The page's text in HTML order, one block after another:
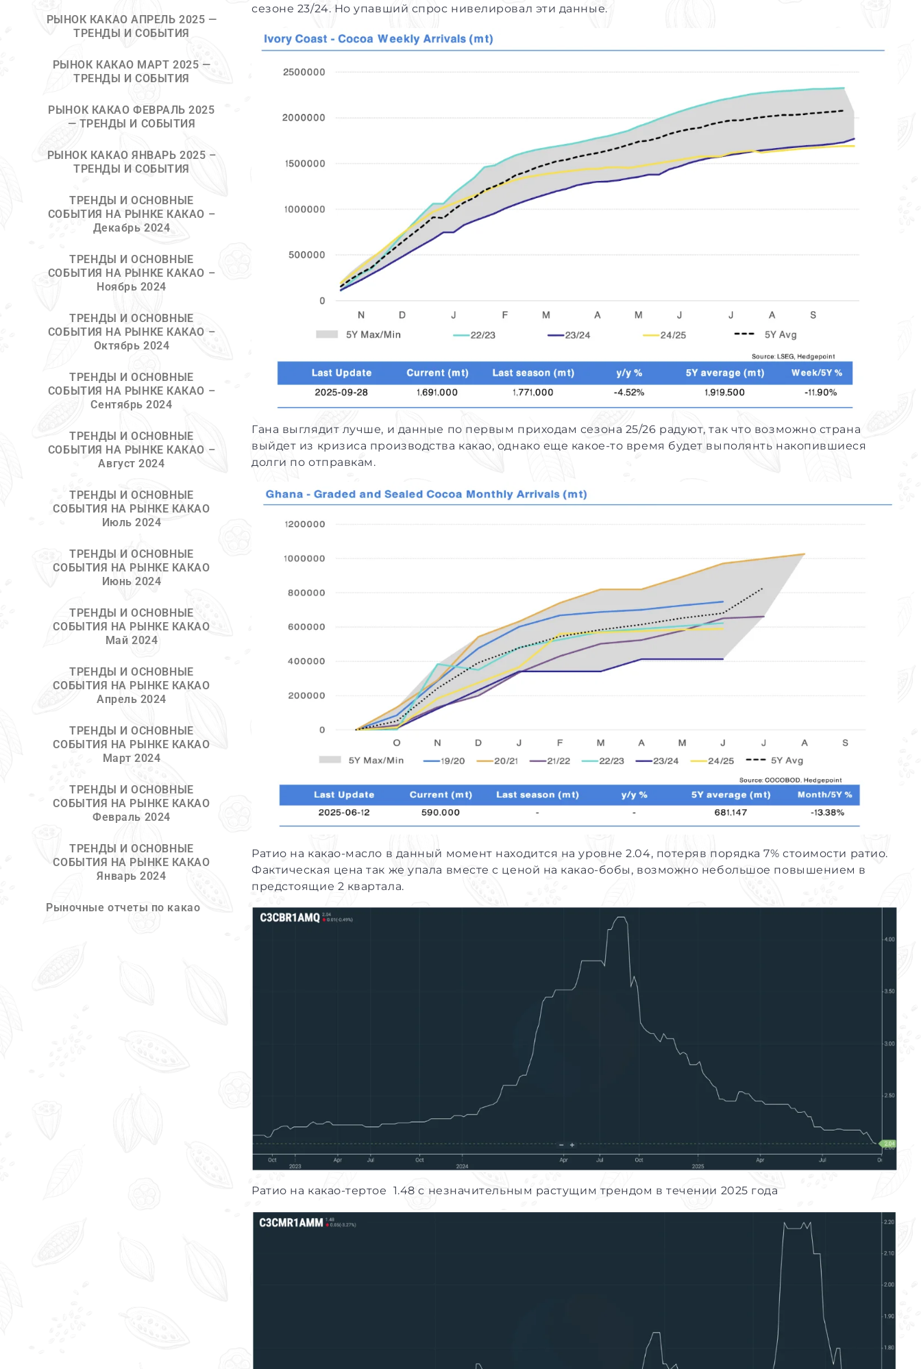
РЫНОК КАКАО АПРЕЛЬ 2025 —
ТРЕНДЫ И СОБЫТИЯ
РЫНОК КАКАО МАРТ 2025 —
ТРЕНДЫ И СОБЫТИЯ
РЫНОК КАКАО ФЕВРАЛЬ 2025
— ТРЕНДЫ И СОБЫТИЯ
РЫНОК КАКАО ЯНВАРЬ 2025 –
ТРЕНДЫ И СОБЫТИЯ
ТРЕНДЫ И ОСНОВНЫЕ
СОБЫТИЯ НА РЫНКЕ КАКАО –
Декабрь 2024
ТРЕНДЫ И ОСНОВНЫЕ
СОБЫТИЯ НА РЫНКЕ КАКАО –
Ноябрь 2024
ТРЕНДЫ И ОСНОВНЫЕ
СОБЫТИЯ НА РЫНКЕ КАКАО –
Октябрь 2024
ТРЕНДЫ И ОСНОВНЫЕ
СОБЫТИЯ НА РЫНКЕ КАКАО –
Cентябрь 2024
ТРЕНДЫ И ОСНОВНЫЕ
СОБЫТИЯ НА РЫНКЕ КАКАО –
Август 2024
ТРЕНДЫ И ОСНОВНЫЕ
СОБЫТИЯ НА РЫНКЕ КАКАО
Июль 2024
ТРЕНДЫ И ОСНОВНЫЕ
СОБЫТИЯ НА РЫНКЕ КАКАО
Июнь 2024
ТРЕНДЫ И ОСНОВНЫЕ
СОБЫТИЯ НА РЫНКЕ КАКАО
Май 2024
ТРЕНДЫ И ОСНОВНЫЕ
СОБЫТИЯ НА РЫНКЕ КАКАО
Апрель 2024
ТРЕНДЫ И ОСНОВНЫЕ
СОБЫТИЯ НА РЫНКЕ КАКАО
Март 2024
ТРЕНДЫ И ОСНОВНЫЕ
СОБЫТИЯ НА РЫНКЕ КАКАО
Февраль 2024
ТРЕНДЫ И ОСНОВНЫЕ
СОБЫТИЯ НА РЫНКЕ КАКАО
Январь 2024
Рыночные отчеты по какао
сезоне 23/24. Но упавший спрос нивелировал эти данные.
Гана выглядит лучше, и данные по первым приходам сезона 25/26 радуют, так что возможно страна
выйдет из кризиса производства какао, однако еще какое-то время будет выполянть накопившиеся
долги по отправкам.
Ратио на какао-масло в данный момент находится на уровне 2.04, потеряв порядка 7% стоимости ратио.
Фактическая цена так же упала вместе с ценой на какао-бобы, возможно небольшое повышением в
предстоящие 2 квартала.
Ратио на какао-тертое 1.48 с незначительным растущим трендом в течении 2025 года